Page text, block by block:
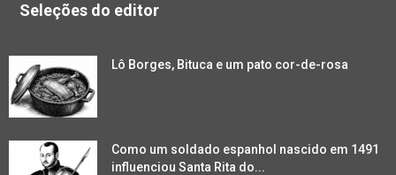
Seleções do editor
Lô Borges, Bituca e um pato cor-de-rosa
Como um soldado espanhol nascido em 1491
influenciou Santa Rita do...